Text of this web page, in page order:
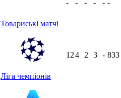
Товариські матчі
- - - - - -
Ліга чемпіонів
124 2 3 - 833